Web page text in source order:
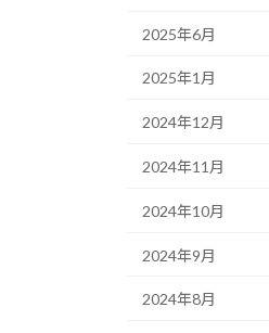
2025年6月
2025年1月
2024年12月
2024年11月
2024年10月
2024年9月
2024年8月